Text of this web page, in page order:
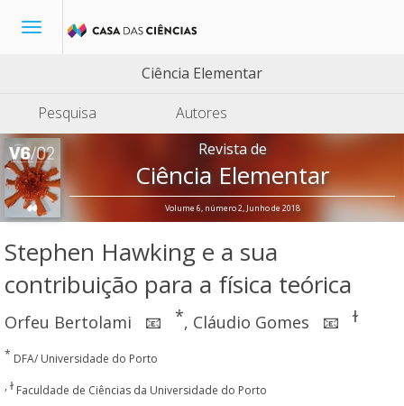
Toggle
Ciência Elementar
Pesquisa
Autores
Revista de
Ciência Elementar
Volume 6, número 2, Junho de 2018
Stephen Hawking e a sua
contribuição para a física teórica
Orfeu Bertolami 📧 *, Cláudio Gomes 📧 ɫ
* DFA/ Universidade do Porto
, ɫ Faculdade de Ciências da Universidade do Porto